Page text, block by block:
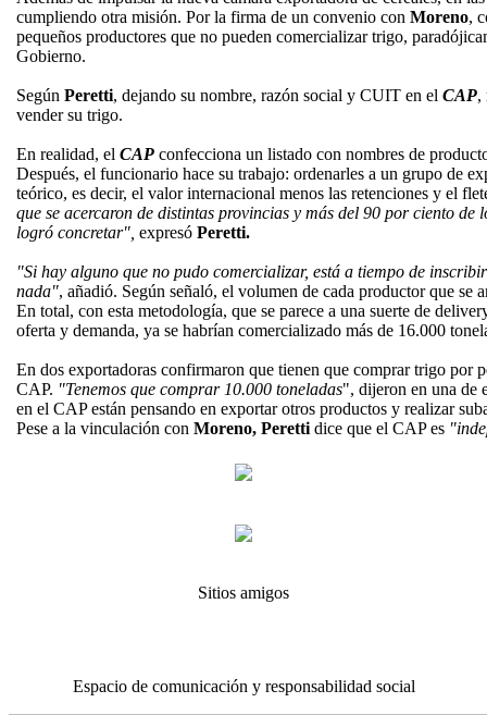
cumpliendo otra misión. Por la firma de un convenio con Moreno,
pequeños productores que no pueden comercializar trigo,
Gobierno.
Según Peretti, dejando su nombre, razón social y CUIT en el CAP,
vender su trigo.
En realidad, el CAP confecciona un listado con nombres de
Después, el funcionario hace su trabajo: ordenarles a un grupo de
teórico, es decir, el valor internacional menos las retenciones y el
que se acercaron de distintas provincias y más del 90 por ciento de
logró concretar", expresó Peretti.
"Si hay alguno que no pudo comercializar, está a tiempo de
nada", añadió. Según señaló, el volumen de cada productor que se
En total, con esta metodología, que se parece a una suerte de
oferta y demanda, ya se habrían comercializado más de 16.000
En dos exportadoras confirmaron que tienen que comprar trigo por
CAP. "Tenemos que comprar 10.000 toneladas", dijeron en una de
en el CAP están pensando en exportar otros productos y realizar
Pese a la vinculación con Moreno, Peretti dice que el CAP es
Sitios amigos
Espacio de comunicación y responsabilidad social